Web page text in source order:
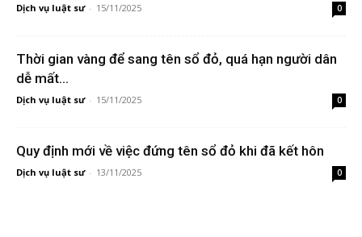
Dịch vụ luật sư - 15/11/2025 0
Thời gian vàng để sang tên sổ đỏ, quá hạn người dân
dễ mất...
Dịch vụ luật sư - 15/11/2025 0
Quy định mới về việc đứng tên sổ đỏ khi đã kết hôn
Dịch vụ luật sư - 13/11/2025 0